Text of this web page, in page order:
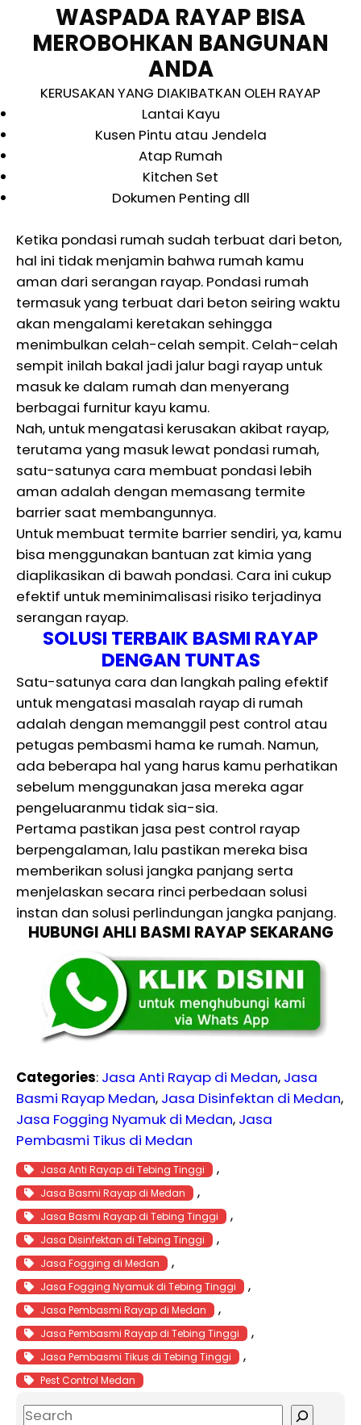
WASPADA RAYAP BISA
MEROBOHKAN BANGUNAN
ANDA
KERUSAKAN YANG DIAKIBATKAN OLEH RAYAP
Lantai Kayu
Kusen Pintu atau Jendela
Atap Rumah
Kitchen Set
Dokumen Penting dll
Ketika pondasi rumah sudah terbuat dari beton,
hal ini tidak menjamin bahwa rumah kamu
aman dari serangan rayap. Pondasi rumah
termasuk yang terbuat dari beton seiring waktu
akan mengalami keretakan sehingga
menimbulkan celah-celah sempit. Celah-celah
sempit inilah bakal jadi jalur bagi rayap untuk
masuk ke dalam rumah dan menyerang
berbagai furnitur kayu kamu.
Nah, untuk mengatasi kerusakan akibat rayap,
terutama yang masuk lewat pondasi rumah,
satu-satunya cara membuat pondasi lebih
aman adalah dengan memasang termite
barrier saat membangunnya.
Untuk membuat termite barrier sendiri, ya, kamu
bisa menggunakan bantuan zat kimia yang
diaplikasikan di bawah pondasi. Cara ini cukup
efektif untuk meminimalisasi risiko terjadinya
serangan rayap.
SOLUSI TERBAIK BASMI RAYAP
DENGAN TUNTAS
Satu-satunya cara dan langkah paling efektif
untuk mengatasi masalah rayap di rumah
adalah dengan memanggil pest control atau
petugas pembasmi hama ke rumah. Namun,
ada beberapa hal yang harus kamu perhatikan
sebelum menggunakan jasa mereka agar
pengeluaranmu tidak sia-sia.
Pertama pastikan jasa pest control rayap
berpengalaman, lalu pastikan mereka bisa
memberikan solusi jangka panjang serta
menjelaskan secara rinci perbedaan solusi
instan dan solusi perlindungan jangka panjang.
HUBUNGI AHLI BASMI RAYAP SEKARANG
Categories: Jasa Anti Rayap di Medan, Jasa
Basmi Rayap Medan, Jasa Disinfektan di Medan
Jasa Fogging Nyamuk di Medan, Jasa
Pembasmi Tikus di Medan
Jasa Anti Rayap di Tebing Tinggi ,
Jasa Basmi Rayap di Medan ,
Jasa Basmi Rayap di Tebing Tinggi ,
Jasa Disinfektan di Tebing Tinggi ,
Jasa Fogging di Medan ,
Jasa Fogging Nyamuk di Tebing Tinggi ,
Jasa Pembasmi Rayap di Medan ,
Jasa Pembasmi Rayap di Tebing Tinggi ,
Jasa Pembasmi Tikus di Tebing Tinggi ,
Pest Control Medan